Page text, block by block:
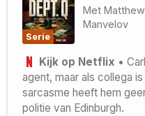
Serie
Met
Manvelov
Kijk op Netflix •
agent, maar als collega
sarcasme heeft hem
politie van Edinburgh.